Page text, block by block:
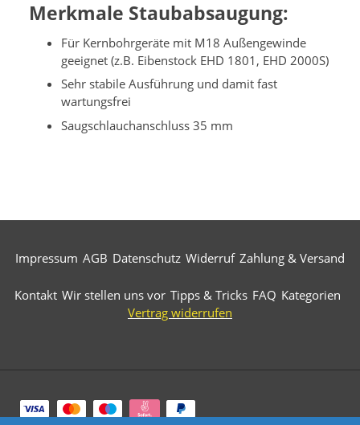
Merkmale Staubabsaugung:
Für Kernbohrgeräte mit M18 Außengewinde
geeignet (z.B. Eibenstock EHD 1801, EHD 2000S)
Sehr stabile Ausführung und damit fast
wartungsfrei
Saugschlauchanschluss 35 mm
Impressum AGB Datenschutz Widerruf Zahlung & Versand
Kontakt Wir stellen uns vor Tipps & Tricks FAQ Kategorien
Vertrag widerrufen
Zahlungsarten